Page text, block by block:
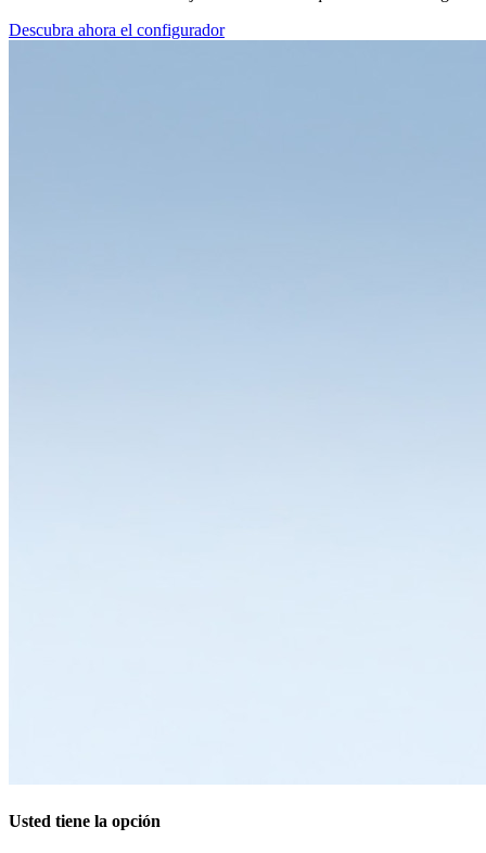
Descubra ahora el configurador
Usted tiene la opción